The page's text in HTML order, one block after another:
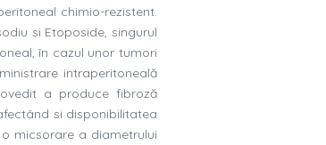
chimio-rezistent.
si Etoposide, singurul
în cazul unor tumori
intraperitoneală
a produce fibroză
si disponibilitatea
micsorare a diametrului